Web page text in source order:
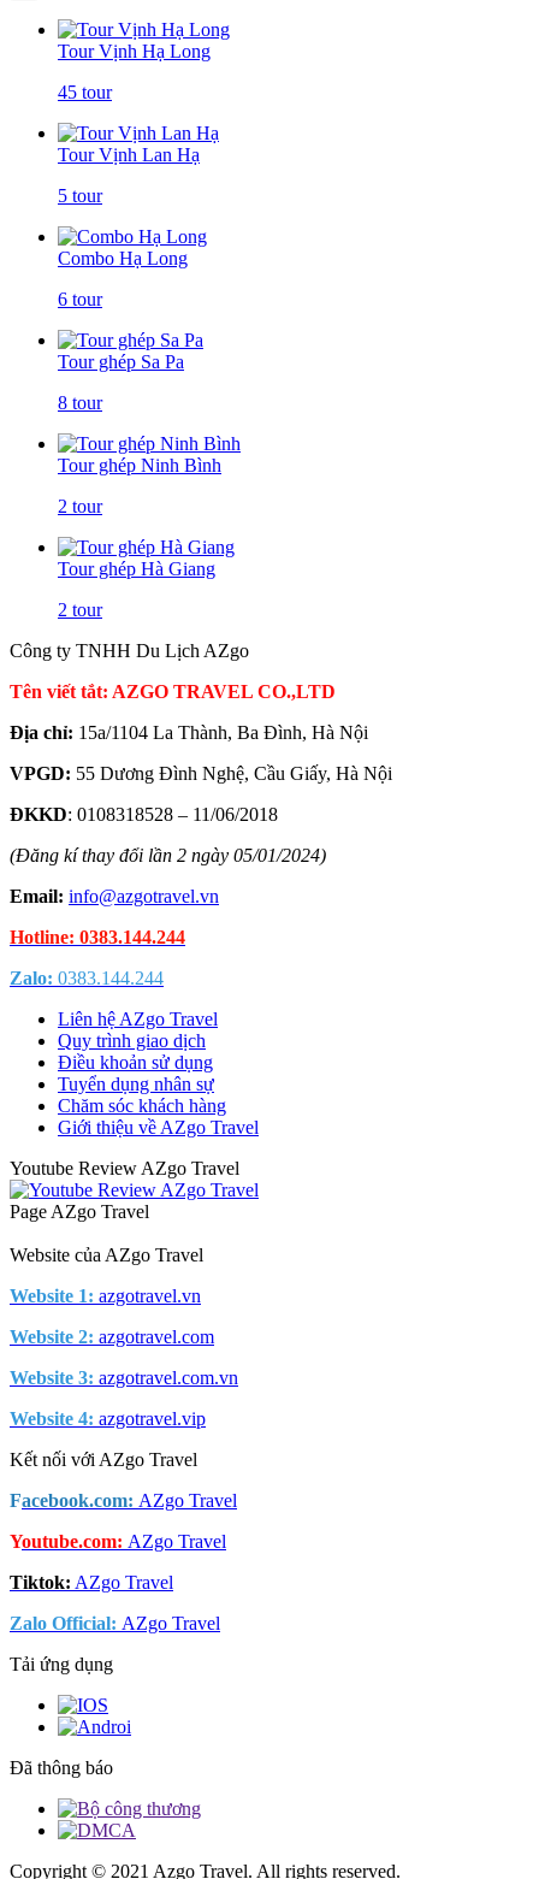
Tour Vịnh Hạ Long
45 tour
Tour Vịnh Lan Hạ
5 tour
Combo Hạ Long
6 tour
Tour ghép Sa Pa
8 tour
Tour ghép Ninh Bình
2 tour
Tour ghép Hà Giang
2 tour
Công ty TNHH Du Lịch AZgo
Tên viết tắt: AZGO TRAVEL CO.,LTD
Địa chỉ: 15a/1104 La Thành, Ba Đình, Hà Nội
VPGD: 55 Dương Đình Nghệ, Cầu Giấy, Hà Nội
ĐKKD: 0108318528 – 11/06/2018
(Đăng kí thay đổi lần 2 ngày 05/01/2024)
Email: info@azgotravel.vn
Hotline: 0383.144.244
Zalo: 0383.144.244
Liên hệ AZgo Travel
Quy trình giao dịch
Điều khoản sử dụng
Tuyển dụng nhân sự
Chăm sóc khách hàng
Giới thiệu về AZgo Travel
Youtube Review AZgo Travel
Page AZgo Travel
Website của AZgo Travel
Website 1: azgotravel.vn
Website 2: azgotravel.com
Website 3: azgotravel.com.vn
Website 4: azgotravel.vip
Kết nối với AZgo Travel
Facebook.com: AZgo Travel
Youtube.com: AZgo Travel
Tiktok: AZgo Travel
Zalo Official: AZgo Travel
Tải ứng dụng
Đã thông báo
Copyright © 2021 Azgo Travel. All rights reserved.